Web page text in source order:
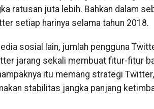
ratusan juta lebih. Bahkan dalam
setiap harinya selama tahun 2018.
sosial lain, jumlah pengguna
jarang sekali membuat fitur-fitur
itu memang strategi
stabilitas jangka panjang